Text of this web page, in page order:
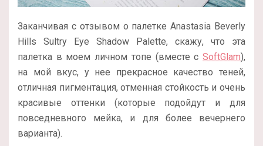
Заканчивая с отзывом о палетке Anastasia Beverly
Hills Sultry Eye Shadow Palette, скажу, что эта
палетка в моем личном топе (вместе с SoftGlam),
на мой вкус, у нее прекрасное качество теней,
отличная пигментация, отменная стойкость и очень
красивые оттенки (которые подойдут и для
повседневного мейка, и для более вечернего
варианта).